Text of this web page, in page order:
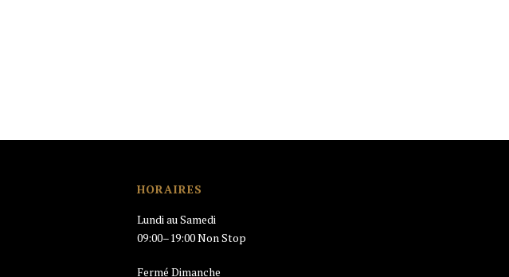
HORAIRES
Lundi au Samedi
09:00–19:00 Non Stop
Fermé Dimanche